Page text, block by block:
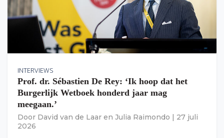
INTERVIEWS
Prof. dr. Sébastien De Rey: ‘Ik hoop dat het
Burgerlijk Wetboek honderd jaar mag
meegaan.’
Door David van de Laar en Julia Raimondo
27 juli
2026